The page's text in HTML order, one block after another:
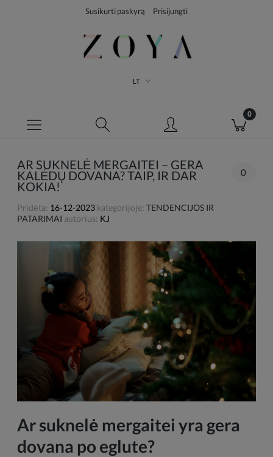
Susikurti paskyrą Prisijungti
LT
AR SUKNELĖ MERGAITEI – GERA
KALĖDŲ DOVANA? TAIP, IR DAR
KOKIA!
0
Pridėta: 16-12-2023 kategorijoje: TENDENCIJOS IR
PATARIMAI autorius: KJ
Ar suknelė mergaitei yra gera
dovana po eglute?